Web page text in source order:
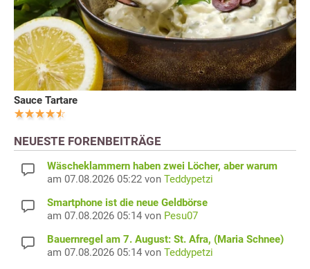
Sauce Tartare
NEUESTE FORENBEITRÄGE
Wäscheklammern haben zwei Löcher, aber warum
am 07.08.2026 05:22 von Teddypetzi
Smartphone ist die neue Geldbörse
am 07.08.2026 05:14 von Pesu07
Bauernregel am 7. August: St. Afra, (Maria Schnee)
am 07.08.2026 05:14 von Teddypetzi